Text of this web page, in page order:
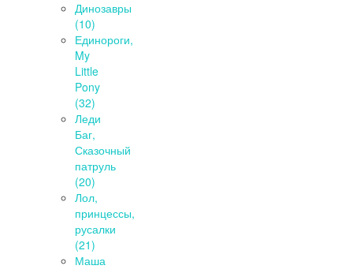
Динозавры
(10)
Единороги,
My
Little
Pony
(32)
Леди
Баг,
Сказочный
патруль
(20)
Лол,
принцессы,
русалки
(21)
Маша